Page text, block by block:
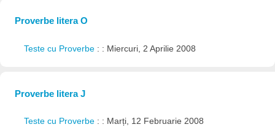
Proverbe litera O
Teste cu Proverbe : : Miercuri, 2 Aprilie 2008
Proverbe litera J
Teste cu Proverbe : : Marți, 12 Februarie 2008